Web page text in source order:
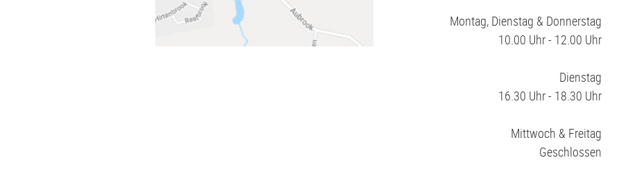
Montag, Dienstag & Donnerstag
10.00 Uhr - 12.00 Uhr
Dienstag
16.30 Uhr - 18.30 Uhr
Mittwoch & Freitag
Geschlossen